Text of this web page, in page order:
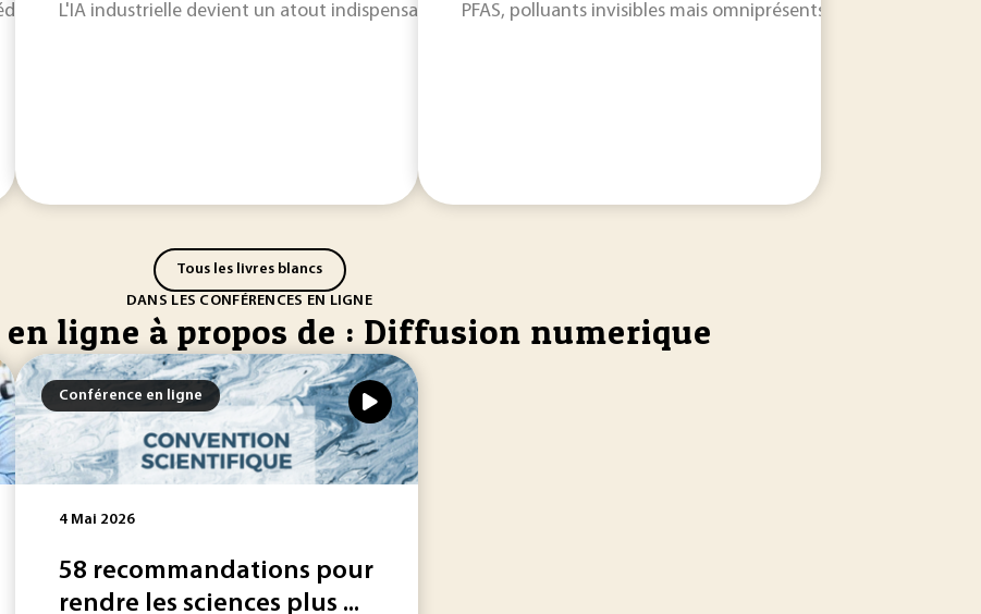
sont créés pour venir en aide aux personnes présentant un handicap.
L'IA industrielle devient un atout indispensable pour améliorer les performances des usines.
PFAS, polluants invisibles mais omniprésents : entre angles
Tous les livres blancs
DANS LES CONFÉRENCES EN LIGNE
en ligne à propos de : Diffusion numerique
Conférence en ligne
4 Mai 2026
58 recommandations pour
rendre les sciences plus ...